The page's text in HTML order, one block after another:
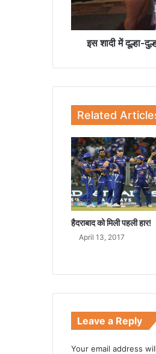
ल्हा
-
दु
,
ती
रा
ती
स
ब
थे
N
u
इस शादी में दूल्हा-
Related
हैदराबाद को मिली पहली हार!
April 13, 2017
Leave a Reply
Your email address